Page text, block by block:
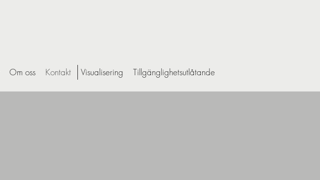
Om oss Kontakt Visualisering Tillgänglighetsutlåtande